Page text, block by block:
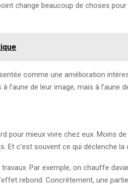
change beaucoup de choses
comme une amélioration
de leur image, mais à l’aune
pour mieux vivre chez eux. Moins
c’est souvent ce qui déclenche la
Par exemple, on chauffe
rebond. Concrètement, une